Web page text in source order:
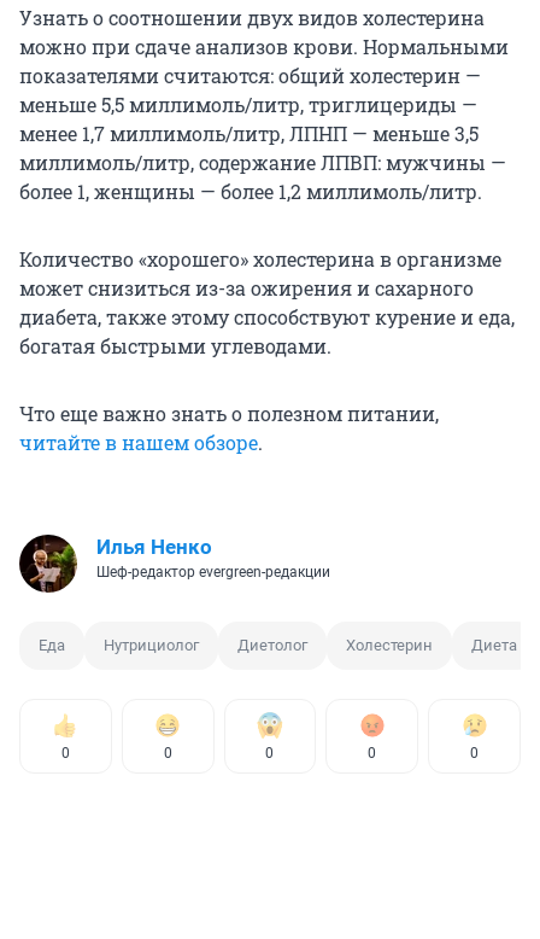
Узнать о соотношении двух видов холестерина
можно при сдаче анализов крови. Нормальными
показателями считаются: общий холестерин —
меньше 5,5 миллимоль/литр, триглицериды —
менее 1,7 миллимоль/литр, ЛПНП — меньше 3,5
миллимоль/литр, содержание ЛПВП: мужчины —
более 1, женщины — более 1,2 миллимоль/литр.
Количество «хорошего» холестерина в организме
может снизиться из-за ожирения и сахарного
диабета, также этому способствуют курение и еда,
богатая быстрыми углеводами.
Что еще важно знать о полезном питании,
читайте в нашем обзоре.
Илья Ненко
Шеф-редактор evergreen-редакции
Еда Нутрициолог Диетолог Холестерин Диета
0 0 0 0 0